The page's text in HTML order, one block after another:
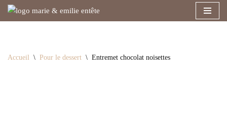
Accueil \ Pour le dessert \ Entremet chocolat noisettes